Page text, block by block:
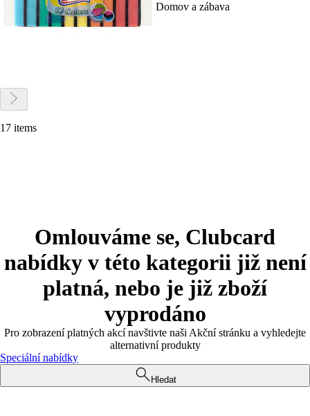
Domov a zábava
17 items
Omlouváme se, Clubcard
nabídky v této kategorii již není
platná, nebo je již zboží
vyprodáno
Pro zobrazení platných akcí navštivte naši Akční stránku a vyhledejte
alternativní produkty
Speciální nabídky
Hledat